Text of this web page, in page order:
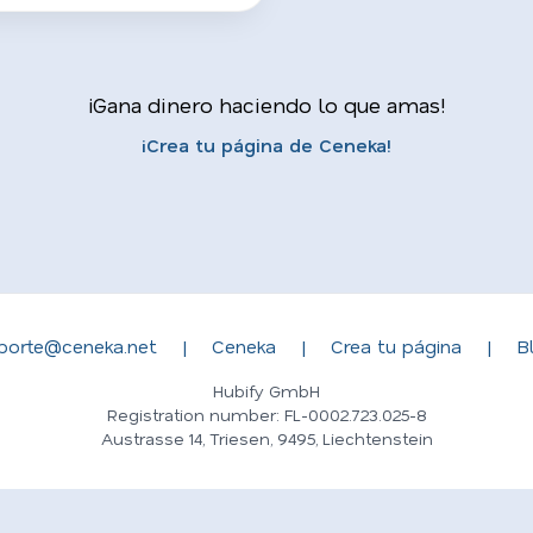
¡Gana dinero haciendo lo que amas!
¡Crea tu página de Ceneka!
| Ceneka | Crea tu página |
Hubify GmbH
Registration number: FL-0002.723.025-8
Austrasse 14, Triesen, 9495, Liechtenstein